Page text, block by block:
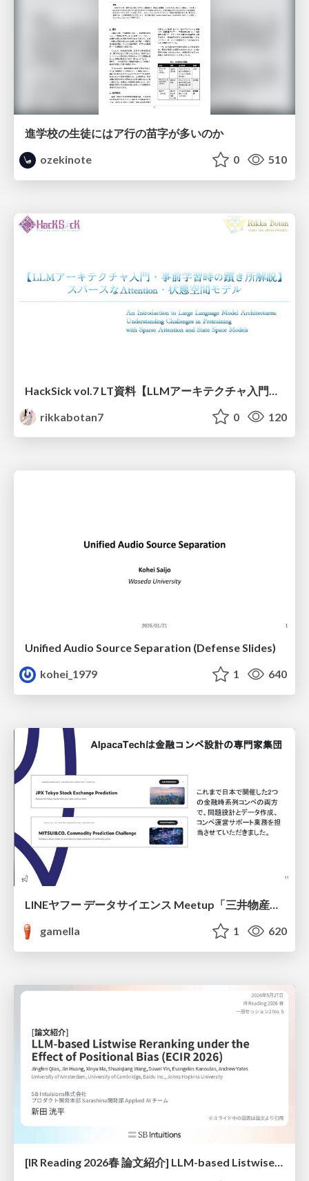
進学校の生徒にはア行の苗字が多いのか
ozekinote
0 510
rikkabotan7
0 120
Unified Audio Source Separation (Defense Slides)
kohei_1979
1 640
LINEヤフー データサイエンス Meetup「三井物産コモディティ予測チャレンジ」の舞台裏-AlpacaTechパート
gamella
1 620